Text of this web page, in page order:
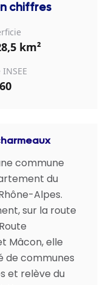
chiffres
km²
commune
du
Alpes.
sur la route
Mâcon, elle
de communes
et relève du